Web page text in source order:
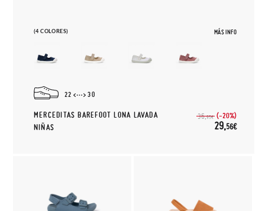
(4 COLORES) MÁS INFO
22 30
MERCEDITAS BAREFOOT LONA LAVADA
NIÑAS
36,95€ (-20%)
29,56€